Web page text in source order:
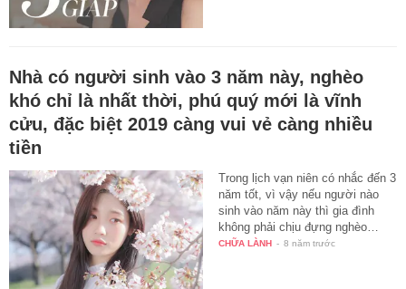
Nhà có người sinh vào 3 năm này, nghèo
khó chỉ là nhất thời, phú quý mới là vĩnh
cửu, đặc biệt 2019 càng vui vẻ càng nhiều
tiền
Trong lịch vạn niên có nhắc đến 3
năm tốt, vì vậy nếu người nào
sinh vào năm này thì gia đình
không phải chịu đựng nghèo…
CHỮA LÀNH - 8 năm trước